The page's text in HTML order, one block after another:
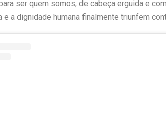
ser quem somos, de cabeça erguida e
e a dignidade humana finalmente triunfem